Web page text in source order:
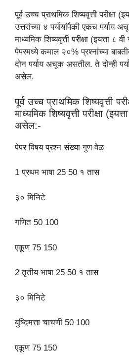
पूर्व उच्च प्राथमिक शिष्यवृत्ती परीक्षा
उत्तरांच्या ४ पर्यायांपैकी एकच पर्याय
माध्यमिक शिष्यवृत्ती परीक्षा (इयत्ता ८
पेपरमध्ये कमाल २०% प्रश्नांच्या
दोन पर्याय अचूक असतील. ते दोन्ही
असेल.
पूर्व उच्च प्राथमिक शिष्यवृत्ती
माध्यमिक शिष्यवृत्ती परीक्षा
असेल:-
पेपर विषय प्रश्न संख्‍या गुण वेळ
1 प्रथम भाषा 25 50 १ तास
३० मिनिटे
गणित 50 100
एकूण 75 150
2 तृतीय भाषा 25 50 १ तास
३० मिनिटे
बुध्दिमत्ता चाचणी 50 100
एकूण 75 150